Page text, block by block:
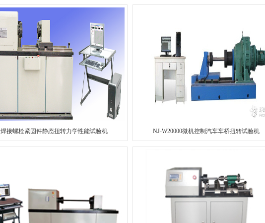
焊接螺栓紧固件静态扭转力学性能试验机 NJ-W20000微机控制汽车车桥扭转试验机